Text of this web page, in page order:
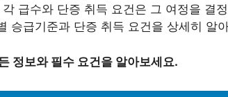
급수와 단증 취득 요건은 그 여정을 결
승급기준과 단증 취득 요건을 상세히 알
정보와 필수 요건을 알아보세요.